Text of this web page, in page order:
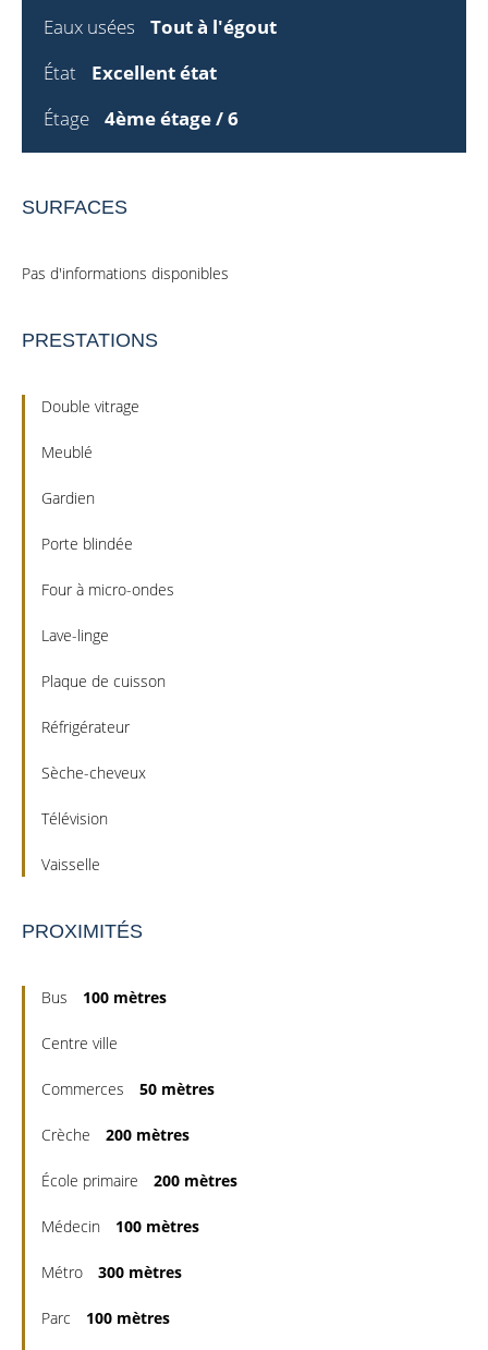
Eaux usées
Tout à l'égout
État
Excellent état
Étage
4ème étage / 6
SURFACES
Pas d'informations disponibles
PRESTATIONS
Double vitrage
Meublé
Gardien
Porte blindée
Four à micro-ondes
Lave-linge
Plaque de cuisson
Réfrigérateur
Sèche-cheveux
Télévision
Vaisselle
PROXIMITÉS
Bus 100 mètres
Centre ville
Commerces 50 mètres
Crèche 200 mètres
École primaire 200 mètres
Médecin 100 mètres
Métro 300 mètres
Parc 100 mètres